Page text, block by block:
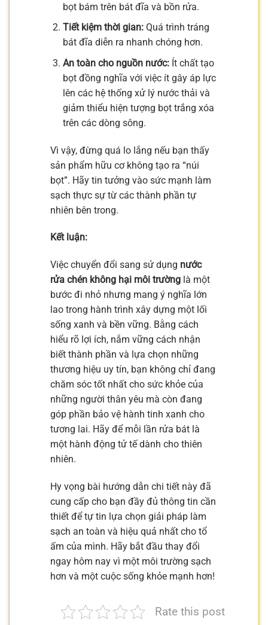
bọt bám trên bát đĩa và bồn rửa.
Tiết kiệm thời gian:Quá trình tráng
bát đĩa diễn ra nhanh chóng hơn.
An toàn cho nguồn nước:Ít chất tạo
bọt đồng nghĩa với việc ít gây áp lực
lên các hệ thống xử lý nước thải và
giảm thiểu hiện tượng bọt trắng xóa
trên các dòng sông.
Vì vậy, đừng quá lo lắng nếu bạn thấy
sản phẩm hữu cơ không tạo ra “núi
bọt”. Hãy tin tưởng vào sức mạnh làm
sạch thực sự từ các thành phần tự
nhiên bên trong.
Kết luận:
Việc chuyển đổi sang sử dụng nước
rửa chén không hại môi trường là một
bước đi nhỏ nhưng mang ý nghĩa lớn
lao trong hành trình xây dựng một lối
sống xanh và bền vững. Bằng cách
hiểu rõ lợi ích, nắm vững cách nhận
biết thành phần và lựa chọn những
thương hiệu uy tín, bạn không chỉ đang
chăm sóc tốt nhất cho sức khỏe của
những người thân yêu mà còn đang
góp phần bảo vệ hành tinh xanh cho
tương lai. Hãy để mỗi lần rửa bát là
một hành động tử tế dành cho thiên
nhiên.
Hy vọng bài hướng dẫn chi tiết này đã
cung cấp cho bạn đầy đủ thông tin cần
thiết để tự tin lựa chọn giải pháp làm
sạch an toàn và hiệu quả nhất cho tổ
ấm của mình. Hãy bắt đầu thay đổi
ngay hôm nay vì một môi trường sạch
hơn và một cuộc sống khỏe mạnh hơn!
Rate this post